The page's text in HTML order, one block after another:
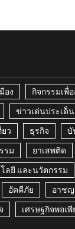
อง กิจกรรมเพื่
ข่าวเด่นประเด็
ยว ธุรกิจ บั
รม ยาเสพติด
ลยี และนวัตกรรม
อัคคีภัย อาชญ
เศรษฐกิจพอเพี